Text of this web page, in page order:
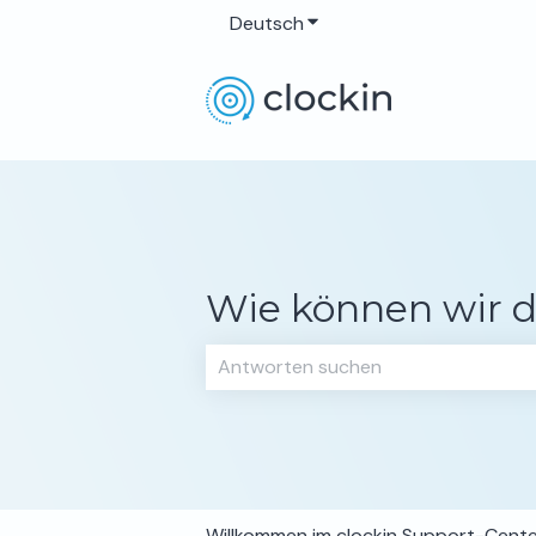
DeutschUntermenü für
Wie können wir